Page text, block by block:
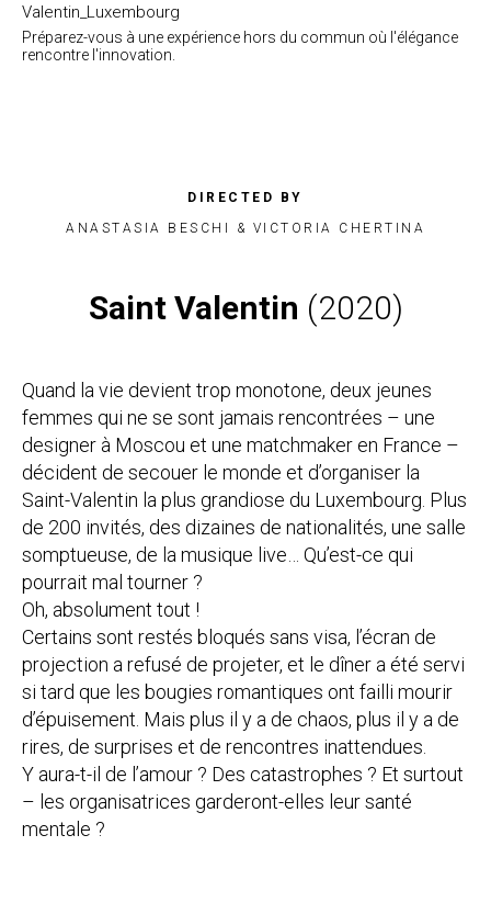
Valentin_Luxembourg
Préparez-vous à une expérience hors du commun où l'élégance
rencontre l'innovation.
DIRECTED BY
ANASTASIA BESCHI & VICTORIA CHERTINA
Saint Valentin (2020)
Quand la vie devient trop monotone, deux jeunes
femmes qui ne se sont jamais rencontrées – une
designer à Moscou et une matchmaker en France –
décident de secouer le monde et d’organiser la
Saint-Valentin la plus grandiose du Luxembourg. Plus
de 200 invités, des dizaines de nationalités, une salle
somptueuse, de la musique live… Qu’est-ce qui
pourrait mal tourner ?
Oh, absolument tout !
Certains sont restés bloqués sans visa, l’écran de
projection a refusé de projeter, et le dîner a été servi
si tard que les bougies romantiques ont failli mourir
d’épuisement. Mais plus il y a de chaos, plus il y a de
rires, de surprises et de rencontres inattendues.
Y aura-t-il de l’amour ? Des catastrophes ? Et surtout
– les organisatrices garderont-elles leur santé
mentale ?